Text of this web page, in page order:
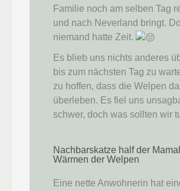
Familie noch am selben Tag
und nach Neverland bringt.
niemand hatte Zeit.
Es blieb uns nichts anderes
bis zum nächsten Tag zu
zu hoffen, dass die Welpen
überleben. Es fiel uns
schwer, doch was sollten wir
Nachbarskatze half der
Wärmen der Welpen
Eine nette Anwohnerin hat